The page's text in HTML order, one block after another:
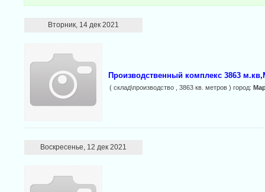
Вторник, 14 дек 2021
Производственный комплекс 3863
( склад\производство , 3863 кв. метров ) город:
Воскресенье, 12 дек 2021